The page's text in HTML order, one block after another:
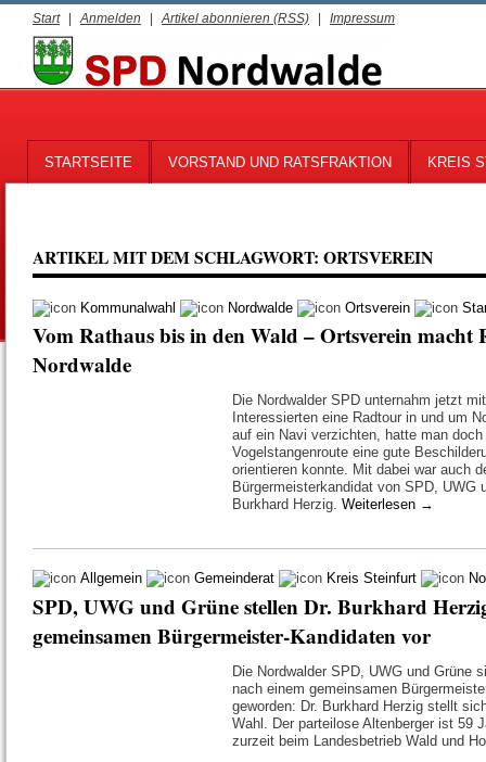
Start| Anmelden | Artikel abonnieren (RSS) | Impressum
STARTSEITE VORSTAND UND RATSFRAKTION KREIS
ARTIKEL MIT DEM SCHLAGWORT: ORTSVEREIN
Kommunalwahl Nordwalde Ortsverein
Vom Rathaus bis in den Wald – Ortsverein
Nordwalde
Die Nordwalder SPD unternahm jetzt
Interessierten eine Radtour in und um
auf ein Navi verzichten, hatte man
Vogelstangenroute eine gute
orientieren konnte. Mit dabei war auch
Bürgermeisterkandidat von SPD, UWG
Burkhard Herzig. Weiterlesen →
Allgemein Gemeinderat Kreis Steinfurt
SPD, UWG und Grüne stellen Dr. Burkhard
gemeinsamen Bürgermeister-Kandidaten vor
Die Nordwalder SPD, UWG und Grüne
nach einem gemeinsamen
geworden: Dr. Burkhard Herzig stellt
Wahl. Der parteilose Altenberger ist 59
zurzeit beim Landesbetrieb Wald und